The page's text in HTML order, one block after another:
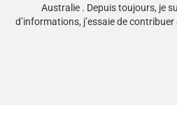
Australie . Depuis toujours, je
d’informations, j’essaie de